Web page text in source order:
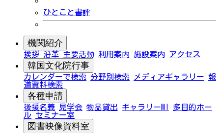
ひとこと書評
機関紹介
挨拶 沿革 主要活動 利用案内 施設案内 アクセス
韓国文化院行事
カレンダーで検索 分野別検索 メディアギャラリー 報
道資料検索
各種申請
後援名義 見学会 物品貸出 ギャラリーMI
多目的ホー
ル セミナー室
図書映像資料室